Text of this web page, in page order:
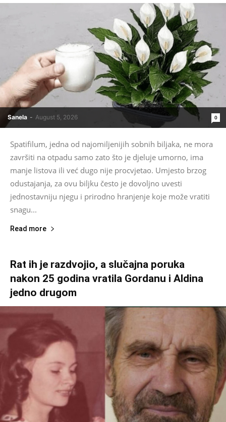
Sanela - August 5, 2026 0
Spatifilum, jedna od najomiljenijih sobnih biljaka, ne mora
završiti na otpadu samo zato što je djeluje umorno, ima
manje listova ili već dugo nije procvjetao. Umjesto brzog
odustajanja, za ovu biljku često je dovoljno uvesti
jednostavniju njegu i prirodno hranjenje koje može vratiti
snagu...
Read more
Rat ih je razdvojio, a slučajna poruka
nakon 25 godina vratila Gordanu i Aldina
jedno drugom